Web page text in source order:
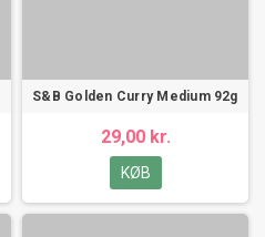
S&B Golden Curry Medium 92g
29,00 kr.
KØB